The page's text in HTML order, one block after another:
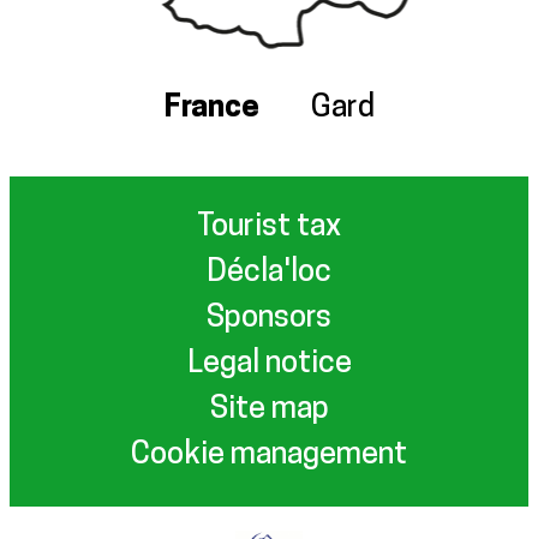
France Gard
Tourist tax
Décla'loc
Sponsors
Legal notice
Site map
Cookie management